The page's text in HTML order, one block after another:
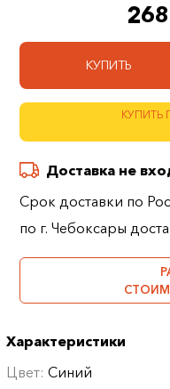
КУПИТЬ
КУПИТЬ
Доставка не
Срок доставки по
по г. Чебоксары
Характеристики
Цвет:Синий